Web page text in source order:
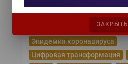
Популярные теги
Эпидемия коронавируса
Цифровая трансформация
ЗАКРЫТЬ